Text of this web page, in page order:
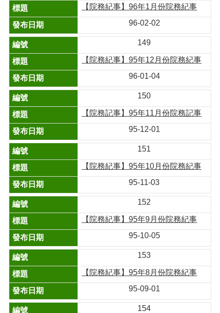
【院務紀事】96年1月份院務紀事
96-02-02
149
【院務紀事】95年12月份院務紀事
96-01-04
150
【院務記事】95年11月份院務記事
95-12-01
151
【院務紀事】95年10月份院務紀事
95-11-03
152
【院務紀事】95年9月份院務紀事
95-10-05
153
【院務紀事】95年8月份院務紀事
95-09-01
154